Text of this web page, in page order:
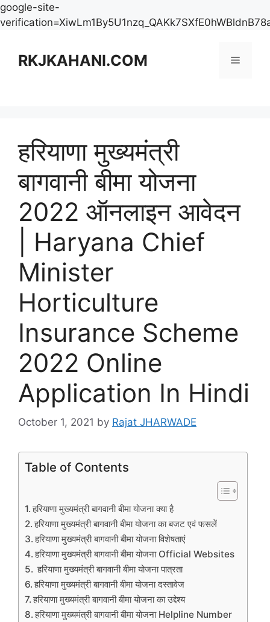
google-site-
contentRKJKAHANI.COM Menu
हरियाणा मुख्यमंत्री
बागवानी बीमा योजना
2022 ऑनलाइन आवेदन
| Haryana Chief
Minister
Horticulture
Insurance Scheme
2022 Online
Application In Hindi
October 1, 2021 by Rajat JHARWADE
Table of Contents
हरियाणा मुख्यमंत्री बागवानी बीमा योजना क्या है
हरियाणा मुख्यमंत्री बागवानी बीमा योजना का बजट एवं फसलें
हरियाणा मुख्यमंत्री बागवानी बीमा योजना विशेषताएं
हरियाणा मुख्यमंत्री बागवानी बीमा योजना Official Websites
हरियाणा मुख्यमंत्री बागवानी बीमा योजना पात्रता
हरियाणा मुख्यमंत्री बागवानी बीमा योजना दस्तावेज
हरियाणा मुख्यमंत्री बागवानी बीमा योजना का उद्देश्य
हरियाणा मुख्यमंत्री बागवानी बीमा योजना Helpline Number